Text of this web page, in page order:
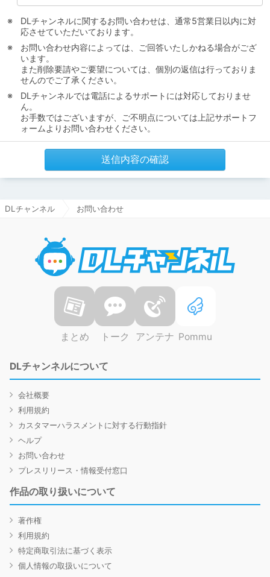
DLチャンネルに関するお問い合わせは、通常5営業日以内に対
応させていただいております。
お問い合わせ内容によっては、ご回答いたしかねる場合がござ
います。
また削除要請やご要望については、個別の返信は行っておりま
せんのでご了承ください。
DLチャンネルでは電話によるサポートには対応しておりませ
ん。
お手数ではございますが、ご不明点については上記サポートフ
ォームよりお問い合わせください。
送信内容の確認
DLチャンネル お問い合わせ
まとめ トーク アンテナ Pommu
DLチャンネルについて
会社概要
利用規約
カスタマーハラスメントに対する行動指針
ヘルプ
お問い合わせ
プレスリリース・情報受付窓口
作品の取り扱いについて
著作権
利用規約
特定商取引法に基づく表示
個人情報の取扱いについて